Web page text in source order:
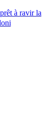
à ravir la